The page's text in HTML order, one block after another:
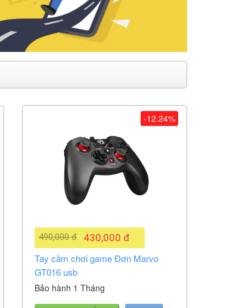
430,000 đ
490,000 đ
Tay cầm chơi game Đơn Marvo
GT016 usb
Bảo hành 1 Tháng
-12.24%